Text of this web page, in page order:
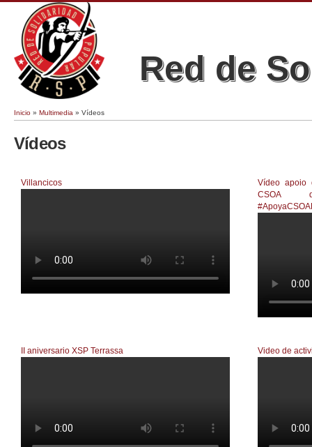
Red de
Se encuentra usted aquí
Inicio » Multimedia » Vídeos
Vídeos
Villancicos
La mujer va caminando, va caminando solita...
Vídeo apoio
CSOA
II aniversario XSP Terrassa Video de